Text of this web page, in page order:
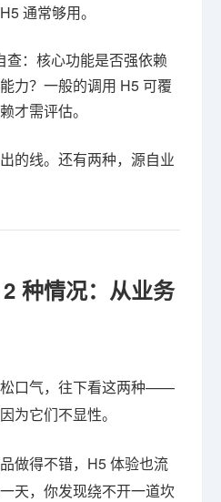
通常够用。
：核心功能是否强依赖
力？一般的调用 H5 可覆
才需评估。
的线。还有两种，源自业
种情况：从业务
口气，往下看这两种——
为它们不显性。
做得不错，H5 体验也流
天，你发现绕不开一道坎